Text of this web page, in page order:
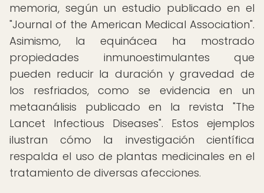
memoria, según un estudio publicado en el
"Journal of the American Medical Association".
Asimismo, la equinácea ha mostrado
propiedades inmunoestimulantes que
pueden reducir la duración y gravedad de
los resfriados, como se evidencia en un
metaanálisis publicado en la revista "The
Lancet Infectious Diseases". Estos ejemplos
ilustran cómo la investigación científica
respalda el uso de plantas medicinales en el
tratamiento de diversas afecciones.